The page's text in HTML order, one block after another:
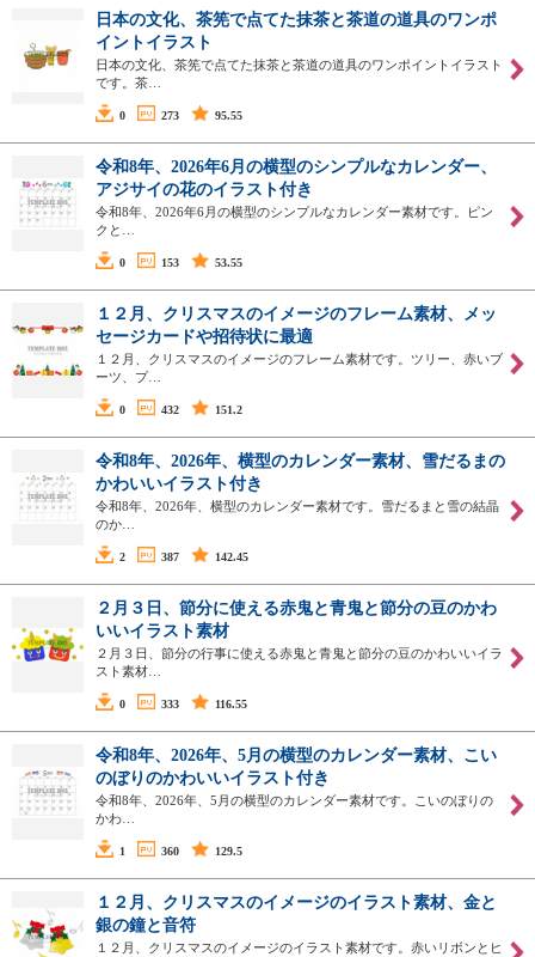
日本の文化、茶筅で点てた抹茶と茶道の道具のワンポ
イントイラスト
日本の文化、茶筅で点てた抹茶と茶道の道具のワンポイントイラスト
です。茶…
0 273 95.55
令和8年、2026年6月の横型のシンプルなカレンダー、
アジサイの花のイラスト付き
令和8年、2026年6月の横型のシンプルなカレンダー素材です。ピン
クと…
0 153 53.55
１２月、クリスマスのイメージのフレーム素材、メッ
セージカードや招待状に最適
１２月、クリスマスのイメージのフレーム素材です。ツリー、赤いブ
ーツ、プ…
0 432 151.2
令和8年、2026年、横型のカレンダー素材、雪だるまの
かわいいイラスト付き
令和8年、2026年、横型のカレンダー素材です。雪だるまと雪の結晶
のか…
2 387 142.45
２月３日、節分に使える赤鬼と青鬼と節分の豆のかわ
いいイラスト素材
２月３日、節分の行事に使える赤鬼と青鬼と節分の豆のかわいいイラ
スト素材…
0 333 116.55
令和8年、2026年、5月の横型のカレンダー素材、こい
のぼりのかわいいイラスト付き
令和8年、2026年、5月の横型のカレンダー素材です。こいのぼりの
かわ…
1 360 129.5
１２月、クリスマスのイメージのイラスト素材、金と
銀の鐘と音符
１２月、クリスマスのイメージのイラスト素材です。赤いリボンとヒ